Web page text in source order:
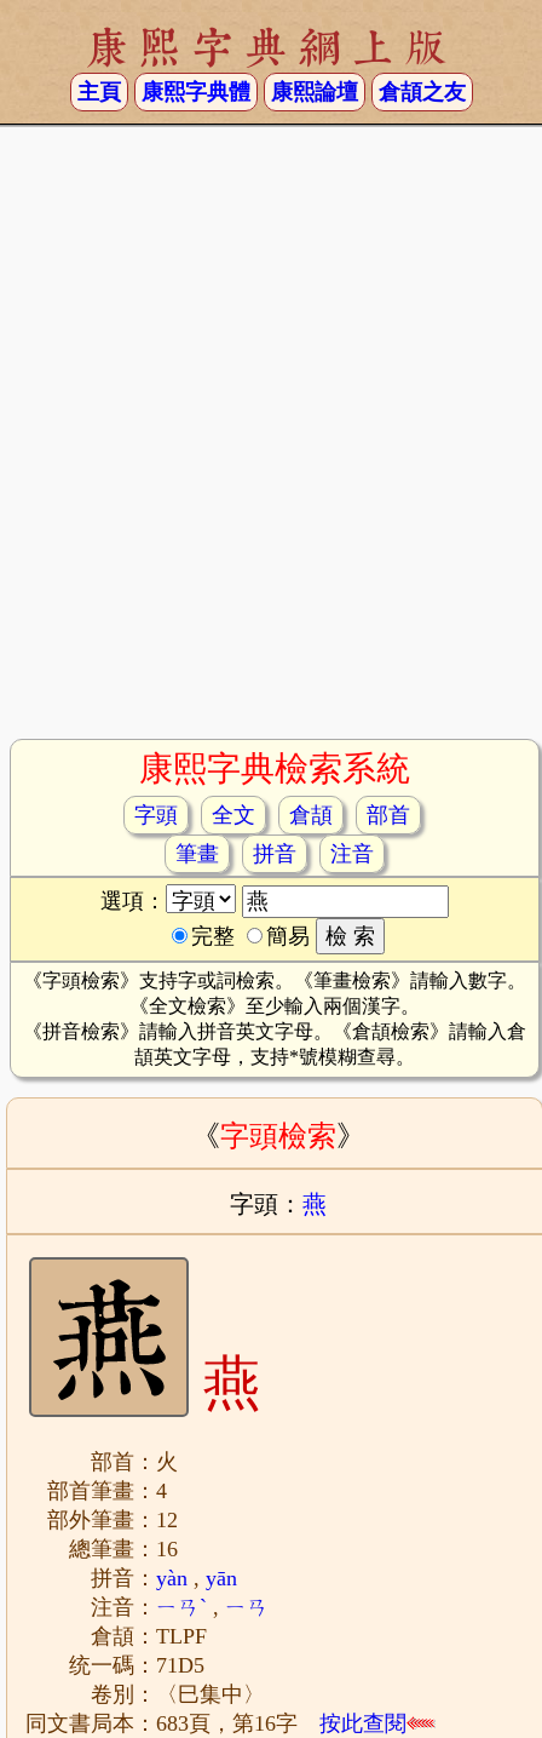
康熙字典網上版
主頁 康熙字典體 康熙論壇 倉頡之友
康熙字典檢索系統
字頭 全文 倉頡
部首
筆畫
拼音
注音
選項：
完整
簡易
《字頭檢索》支持字或詞檢索。《筆畫檢索》請輸入數字。
《全文檢索》至少輸入兩個漢字。
《拼音檢索》請輸入拼音英文字母。《倉頡檢索》請輸入倉
頡英文字母，支持*號模糊查尋。
《字頭檢索》
字頭： 燕
燕
部首：火
部首筆畫：4
部外筆畫：12
總筆畫：16
拼音：yàn ,yān
注音： ㄧㄢˋ , ㄧㄢ
倉頡：TLPF
统一碼：71D5
卷別：〈巳集中〉
同文書局本：683頁，第16字按此查閱